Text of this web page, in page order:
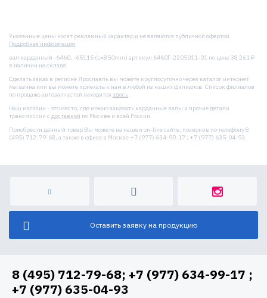
Указанные цены носят рекламный характер и не являются публичной офертой.
Подробная информация
вал карданный -6460, -65115 (L=850mm) артикул 6460Г-2205011-01 по цене 38 261 ₽
в наличии на складе.
Сделать заказ в регионе Ярославль вы можете круглосуточно через каталог интернет
магазина или вы можете приехать к нам в любой из наших филиалов. Список филиалов
по продаже автозапчастей находятся здесь.
Наш магазин - это место, где можно заказать карданные валы и прочие детали
трансмиссии с доставкой по Москве и всей России.
Приобрести данный товар Вы можете на нашем on-line сайте, позвонив по телефону 8
(495) 712-79-68, а также в офисе в Москве +7 (977) 634-99-17 ; +7 (977) 635-04-93.
Оставить заявку на продукцию
8 (495) 712-79-68; +7 (977) 634-99-17 ;
+7 (977) 635-04-93